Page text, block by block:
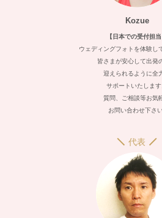
Kozue
【日本での受付担当
ウェディングフォトを体験し
皆さまが安心して出発
迎えられるように全
サポートいたします
質問、ご相談等お気
お問い合わせ下さ
代表